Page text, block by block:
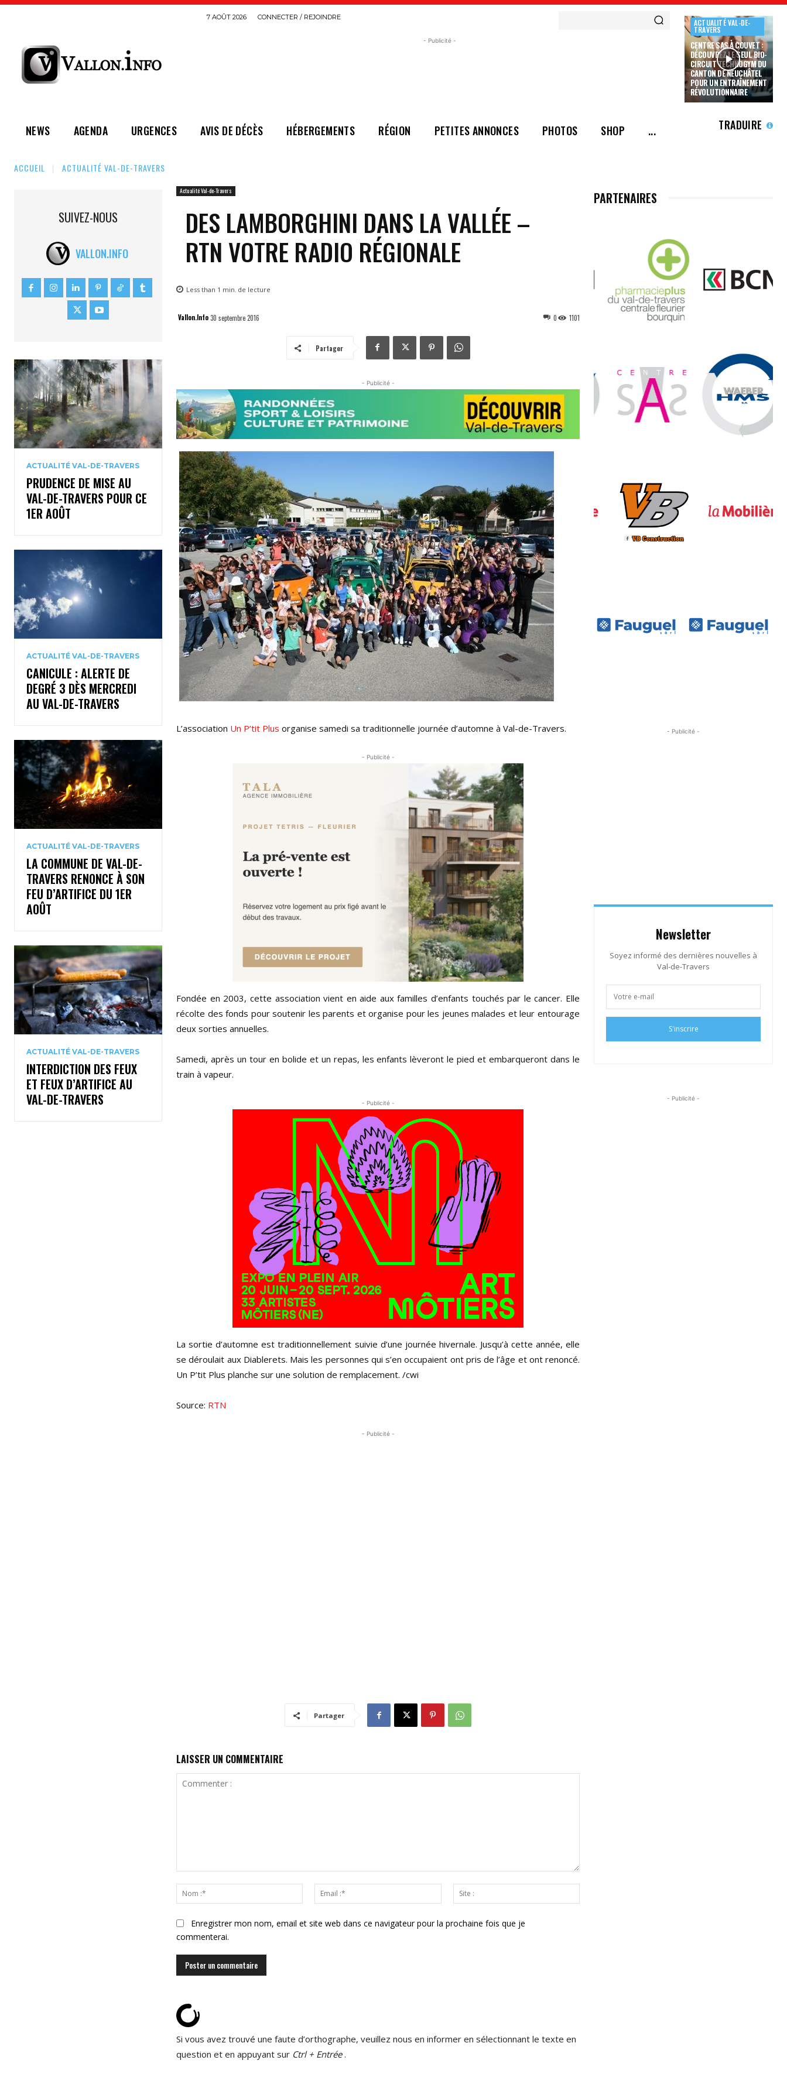
7 AOÛT 2026 CONNECTER / REJOINDRE
- Publicité -
ACTUALITÉ VAL-DE-
TRAVERS
CENTRE SAS À COUVET :
DÉCOUVREZ LE SEUL BIO-
CIRCUIT TECHNOGYM DU
CANTON DE NEUCHÂTEL
POUR UN ENTRAÎNEMENT
RÉVOLUTIONNAIRE
NEWS AGENDA URGENCES AVIS DE DÉCÈS HÉBERGEMENTS RÉGION PETITES ANNONCES PHOTOS SHOP ... TRADUIRE
ACCUEIL ACTUALITÉ VAL-DE-TRAVERS
SUIVEZ-NOUS
VALLON.INFO
ACTUALITÉ VAL-DE-TRAVERS
PRUDENCE DE MISE AU
VAL-DE-TRAVERS POUR CE
1ER AOÛT
ACTUALITÉ VAL-DE-TRAVERS
CANICULE : ALERTE DE
DEGRÉ 3 DÈS MERCREDI
AU VAL-DE-TRAVERS
ACTUALITÉ VAL-DE-TRAVERS
LA COMMUNE DE VAL-DE-
TRAVERS RENONCE À SON
FEU D’ARTIFICE DU 1ER
AOÛT
ACTUALITÉ VAL-DE-TRAVERS
INTERDICTION DES FEUX
ET FEUX D’ARTIFICE AU
VAL-DE-TRAVERS
Actualité Val-de-Travers
DES LAMBORGHINI DANS LA VALLÉE –
RTN VOTRE RADIO RÉGIONALE
Less than 1 min. de lecture
Vallon.Info30 septembre 2016 1101
0
Partager
- Publicité -
L’association Un P’tit Plus organise samedi sa traditionnelle journée d’automne à Val-de-Travers.
- Publicité -
Fondée en 2003, cette association vient en aide aux familles d’enfants touchés par le cancer. Elle
récolte des fonds pour soutenir les parents et organise pour les jeunes malades et leur entourage
deux sorties annuelles.
Samedi, après un tour en bolide et un repas, les enfants lèveront le pied et embarqueront dans le
train à vapeur.
- Publicité -
La sortie d’automne est traditionnellement suivie d’une journée hivernale. Jusqu’à cette année, elle
se déroulait aux Diablerets. Mais les personnes qui s’en occupaient ont pris de l’âge et ont renoncé.
Un P’tit Plus planche sur une solution de remplacement. /cwi
Source: RTN
- Publicité -
Partager
LAISSER UN COMMENTAIRE
Nom
:*
Email
:*
:
Enregistrer mon nom, email et site web dans ce navigateur pour la prochaine fois que je
commenterai.
Si vous avez trouvé une faute d’orthographe, veuillez nous en informer en sélectionnant le texte en
question et en appuyant sur Ctrl + Entrée.
PARTENAIRES
- Publicité -
Newsletter
Soyez informé des dernières nouvelles à
Val-de-Travers
S'inscrire
- Publicité -